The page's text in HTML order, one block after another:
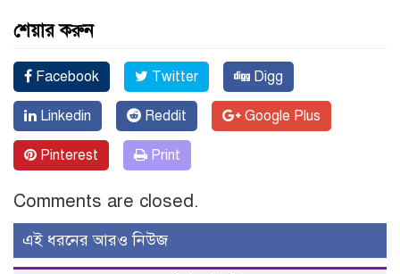
শেয়ার করুন
Facebook Twitter Digg
Linkedin Reddit Google Plus
Pinterest Print
Comments are closed.
এই ধরনের আরও নিউজ